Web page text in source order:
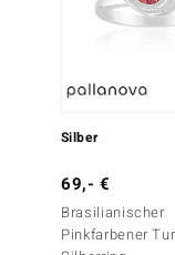
Silber
69,- €
Brasilianischer
Pinkfarbener